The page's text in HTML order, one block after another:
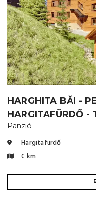
HARGHITA BĂI -
HARGITAFÜRDŐ -
Panzió
Hargitafürdő
0 km